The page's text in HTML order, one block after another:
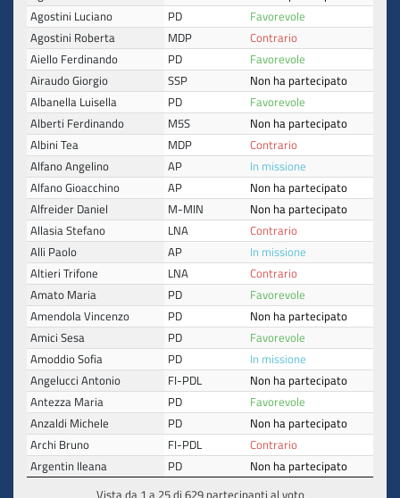
Agostini Luciano
PD
Favorevole
Agostini Roberta
MDP
Contrario
Aiello Ferdinando
PD
Favorevole
Airaudo Giorgio
SSP
Non ha partecipato
Albanella Luisella
PD
Favorevole
Alberti Ferdinando
M5S
Non ha partecipato
Albini Tea
MDP
Contrario
Alfano Angelino
AP
In missione
Alfano Gioacchino
AP
Non ha partecipato
Alfreider Daniel
M-MIN
Non ha partecipato
Allasia Stefano
LNA
Contrario
Alli Paolo
AP
In missione
Altieri Trifone
LNA
Contrario
Amato Maria
PD
Favorevole
Amendola Vincenzo
PD
Non ha partecipato
Amici Sesa
PD
Favorevole
Amoddio Sofia
PD
In missione
Angelucci Antonio
FI-PDL
Non ha partecipato
Antezza Maria
PD
Favorevole
Anzaldi Michele
PD
Non ha partecipato
Archi Bruno
FI-PDL
Contrario
Argentin Ileana
PD
Non ha partecipato